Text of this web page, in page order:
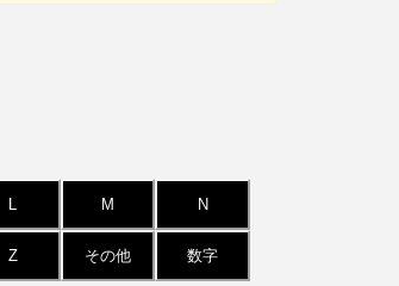
L M N
Z その他 数字